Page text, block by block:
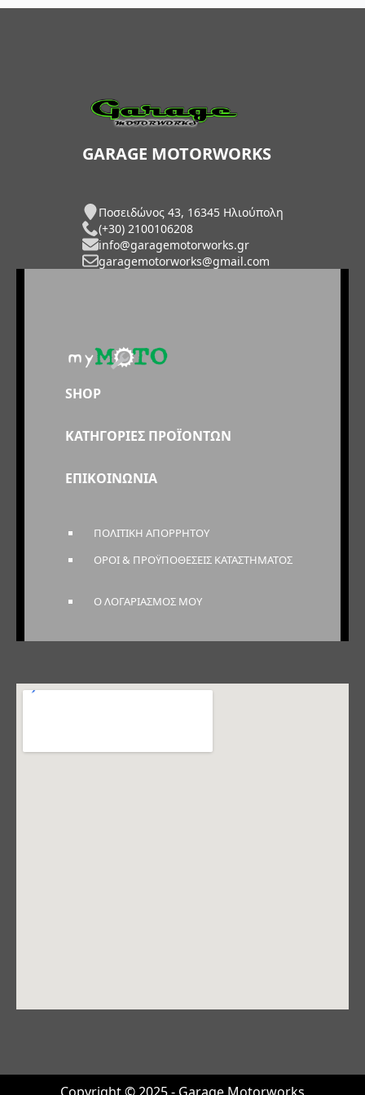
GARAGE MOTORWORKS
Ποσειδώνος 43, 16345 Ηλιούπολη
(+30) 2100106208
info@garagemotorworks.gr
garagemotorworks@gmail.com
SHOP
ΚΑΤΗΓΟΡΙΕΣ ΠΡΟΪΟΝΤΩΝ
ΕΠΙΚΟΙΝΩΝΙΑ
ΠΟΛΙΤΙΚΗ ΑΠΟΡΡΗΤΟΥ
ΟΡΟΙ & ΠΡΟΫΠΟΘΕΣΕΙΣ ΚΑΤΑΣΤΗΜΑΤΟΣ
Ο ΛΟΓΑΡΙΑΣΜΟΣ ΜΟΥ